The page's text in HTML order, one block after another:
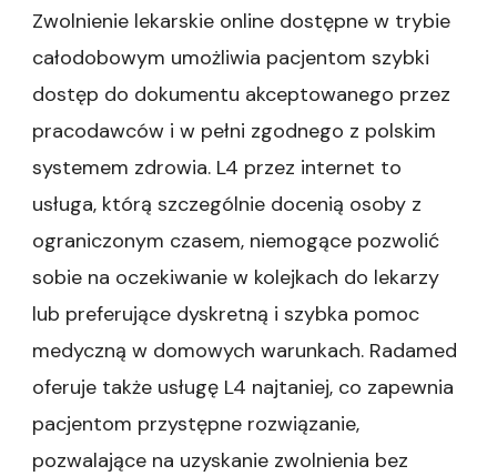
Zwolnienie lekarskie online dostępne w trybie
całodobowym umożliwia pacjentom szybki
dostęp do dokumentu akceptowanego przez
pracodawców i w pełni zgodnego z polskim
systemem zdrowia. L4 przez internet to
usługa, którą szczególnie docenią osoby z
ograniczonym czasem, niemogące pozwolić
sobie na oczekiwanie w kolejkach do lekarzy
lub preferujące dyskretną i szybka pomoc
medyczną w domowych warunkach. Radamed
oferuje także usługę L4 najtaniej, co zapewnia
pacjentom przystępne rozwiązanie,
pozwalające na uzyskanie zwolnienia bez